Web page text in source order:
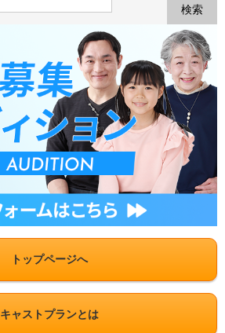
トップページへ
キャストプランとは